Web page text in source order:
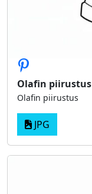
Olafin piirustus
Olafin piirustus
JPG